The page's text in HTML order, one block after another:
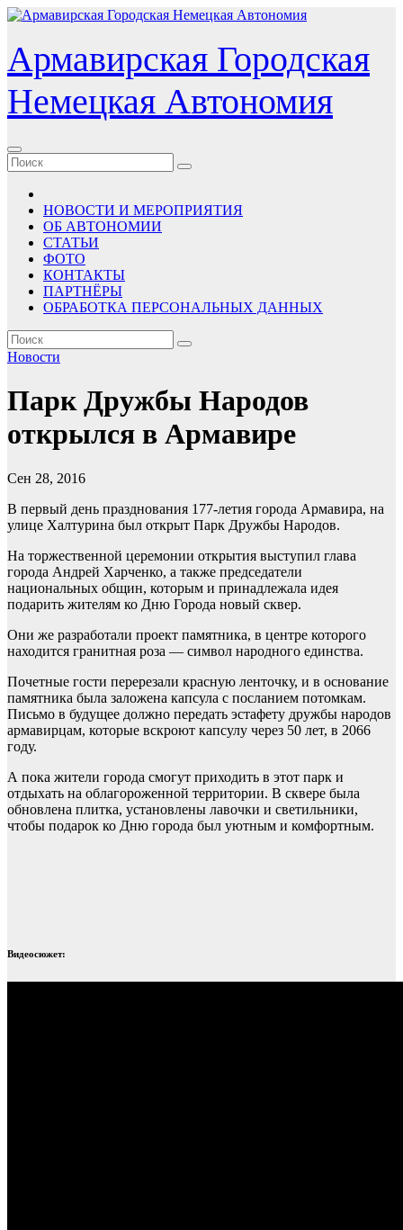
Перейти
содержимому
Армавирская Городская
Немецкая Автономия
НОВОСТИ И МЕРОПРИЯТИЯ
ОБ АВТОНОМИИ
СТАТЬИ
ФОТО
КОНТАКТЫ
ПАРТНЁРЫ
ОБРАБОТКА ПЕРСОНАЛЬНЫХ ДАННЫХ
Новости
Парк Дружбы Народов
открылся в Армавире
Сен 28, 2016
В первый день празднования 177-летия города Армавира, на
улице Халтурина был открыт Парк Дружбы Народов.
На торжественной церемонии открытия выступил глава
города Андрей Харченко, а также председатели
национальных общин, которым и принадлежала идея
подарить жителям ко Дню Города новый сквер.
Они же разработали проект памятника, в центре которого
находится гранитная роза — символ народного единства.
Почетные гости перерезали красную ленточку, и в основание
памятника была заложена капсула с посланием потомкам.
Письмо в будущее должно передать эстафету дружбы народов
армавирцам, которые вскроют капсулу через 50 лет, в 2066
году.
А пока жители города смогут приходить в этот парк и
отдыхать на облагороженной территории. В сквере была
обновлена плитка, установлены лавочки и светильники,
чтобы подарок ко Дню города был уютным и комфортным.
Видеосюжет: